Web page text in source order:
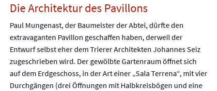
Die Architektur des Pavillons
Paul Mungenast, der Baumeister der Abtei, dürfte den
extravaganten Pavillon geschaffen haben, derweil der
Entwurf selbst eher dem Trierer Architekten Johannes Seiz
zugeschrieben wird. Der gewölbte Gartenraum öffnet sich
auf dem Erdgeschoss, in der Art einer „Sala Terrena“, mit vier
Durchgängen (drei Öffnungen mit Halbkreisbögen und eine